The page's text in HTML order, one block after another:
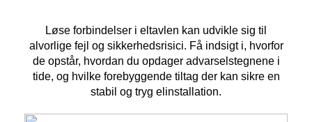
Løse forbindelser i eltavlen kan udvikle sig til
alvorlige fejl og sikkerhedsrisici. Få indsigt i, hvorfor
de opstår, hvordan du opdager advarselstegnene i
tide, og hvilke forebyggende tiltag der kan sikre en
stabil og tryg elinstallation.